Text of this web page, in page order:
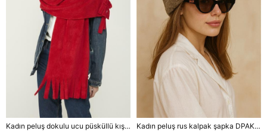
Kadın peluş dokulu ucu püsküllü kışlık şal atkı DPAKS048
Kadın peluş rus kalpak şapka DPAKS004